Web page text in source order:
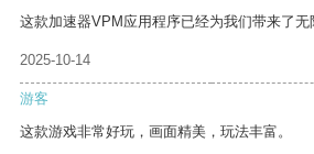
这款加速器VPM应用程序已经为我们带来了无
2025-10-14
游客
这款游戏非常好玩，画面精美，玩法丰富。